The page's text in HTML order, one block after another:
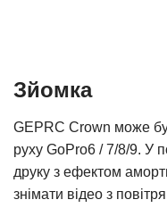
Зйомка
GEPRC Crown може
руху GoPro6 / 7/8/9. У
друку з ефектом
знімати відео з